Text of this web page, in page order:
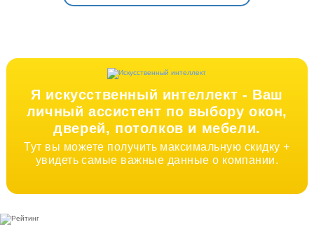
Я искусственный интеллект - Ваш
личный ассистент по выбору окон,
дверей, потолков и мебели.
Тут вы можете получить максимальную скидку +
увидеть самые важные данные о компании.